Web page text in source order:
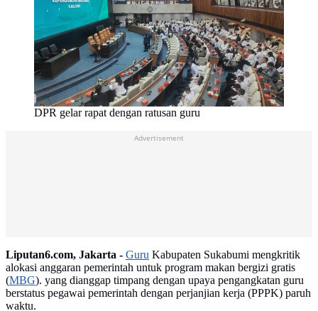
DPR gelar rapat dengan ratusan guru
Advertisement
Liputan6.com, Jakarta - Guru Kabupaten Sukabumi mengkritik
alokasi anggaran pemerintah untuk program makan bergizi gratis
(MBG). yang dianggap timpang dengan upaya pengangkatan guru
berstatus pegawai pemerintah dengan perjanjian kerja (PPPK) paruh
waktu.